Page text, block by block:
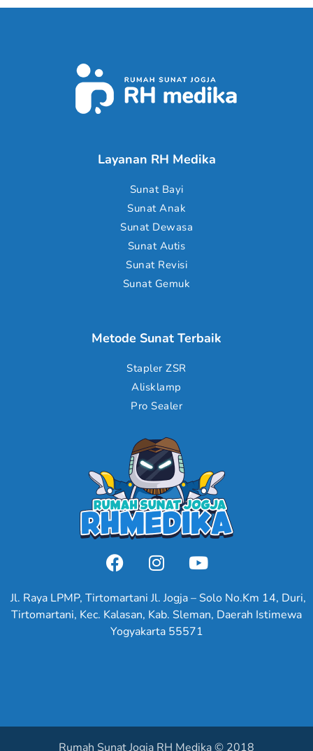
Layanan RH Medika
Sunat Bayi
Sunat Anak
Sunat Dewasa
Sunat Autis
Sunat Revisi
Sunat Gemuk
Metode Sunat Terbaik
Stapler ZSR
Alisklamp
Pro Sealer
Jl. Raya LPMP, Tirtomartani Jl. Jogja – Solo No.Km 14, Duri,
Tirtomartani, Kec. Kalasan, Kab. Sleman, Daerah Istimewa
Yogyakarta 55571
Rumah Sunat Jogja RH Medika © 2018